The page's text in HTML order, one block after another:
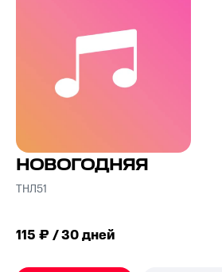
НОВОГОДНЯЯ
ТНЛ51
115 ₽ / 30 дней